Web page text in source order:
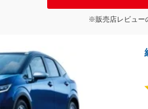
※販売店レビュー